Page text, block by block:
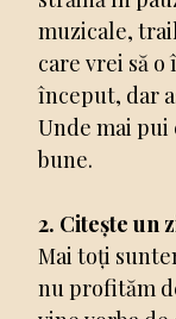
muzicale,
care vrei să
început, dar
Unde mai pui
bune.
2. Citește un
Mai toți
nu profităm